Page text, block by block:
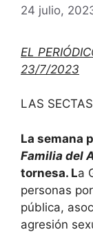
24 julio,
EL
23/7/2023
LAS SECTAS
La semana
Familia del
tornesa. La
personas
pública,
agresión